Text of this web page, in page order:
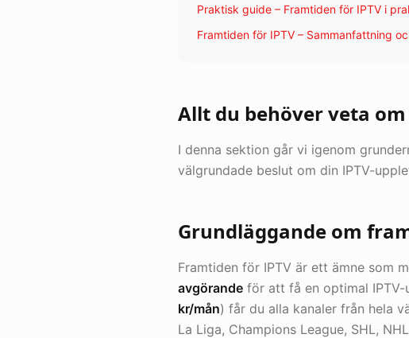
Praktisk guide – Framtiden för IPTV i
Framtiden för IPTV – Sammanfattning
Allt du behöver veta
I denna sektion går vi igenom
välgrundade beslut om din IPTV-
Grundläggande om
Framtiden för IPTV är ett ämne som
avgörande för att få en optimal IPTV-
kr/mån) får du alla kanaler från hela
La Liga, Champions League, SHL,